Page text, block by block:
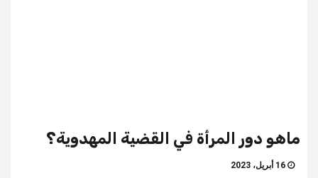
ماهو دور المرأة في القضية المهدوية؟